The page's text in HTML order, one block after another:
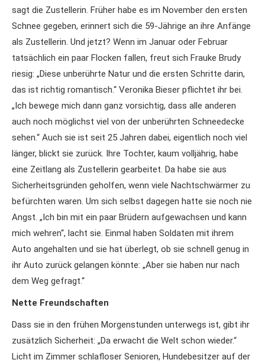
sagt die Zustellerin. Früher habe es im November den ersten
Schnee gegeben, erinnert sich die 59-Jährige an ihre Anfänge
als Zustellerin. Und jetzt? Wenn im Januar oder Februar
tatsächlich ein paar Flocken fallen, freut sich Frauke Brudy
riesig: „Diese unberührte Natur und die ersten Schritte darin,
das ist richtig romantisch.“ Veronika Bieser pflichtet ihr bei.
„Ich bewege mich dann ganz vorsichtig, dass alle anderen
auch noch möglichst viel von der unberührten Schneedecke
sehen.“ Auch sie ist seit 25 Jahren dabei, eigentlich noch viel
länger, blickt sie zurück. Ihre Tochter, kaum volljährig, habe
eine Zeitlang als Zustellerin gearbeitet. Da habe sie aus
Sicherheitsgründen geholfen, wenn viele Nachtschwärmer zu
befürchten waren. Um sich selbst dagegen hatte sie noch nie
Angst. „Ich bin mit ein paar Brüdern aufgewachsen und kann
mich wehren“, lacht sie. Einmal haben Soldaten mit ihrem
Auto angehalten und sie hat überlegt, ob sie schnell genug in
ihr Auto zurück gelangen könnte: „Aber sie haben nur nach
dem Weg gefragt.“
Nette Freundschaften
Dass sie in den frühen Morgenstunden unterwegs ist, gibt ihr
zusätzlich Sicherheit: „Da erwacht die Welt schon wieder.“
Licht im Zimmer schlafloser Senioren, Hundebesitzer auf der